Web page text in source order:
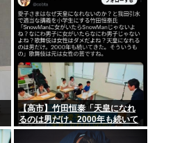
の動物園
【高市】竹田恒泰「天皇になれ
るのは男だけ。2000年も続いて
きた伝統。歌舞伎も女は駄目だ